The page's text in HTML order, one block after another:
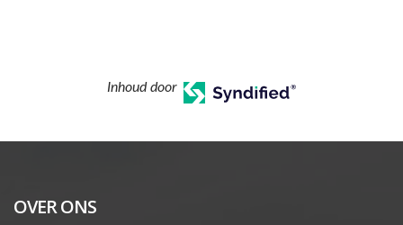
Inhoud door
OVER ONS